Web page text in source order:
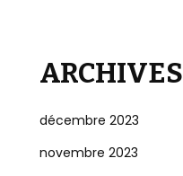
ARCHIVES
décembre 2023
novembre 2023